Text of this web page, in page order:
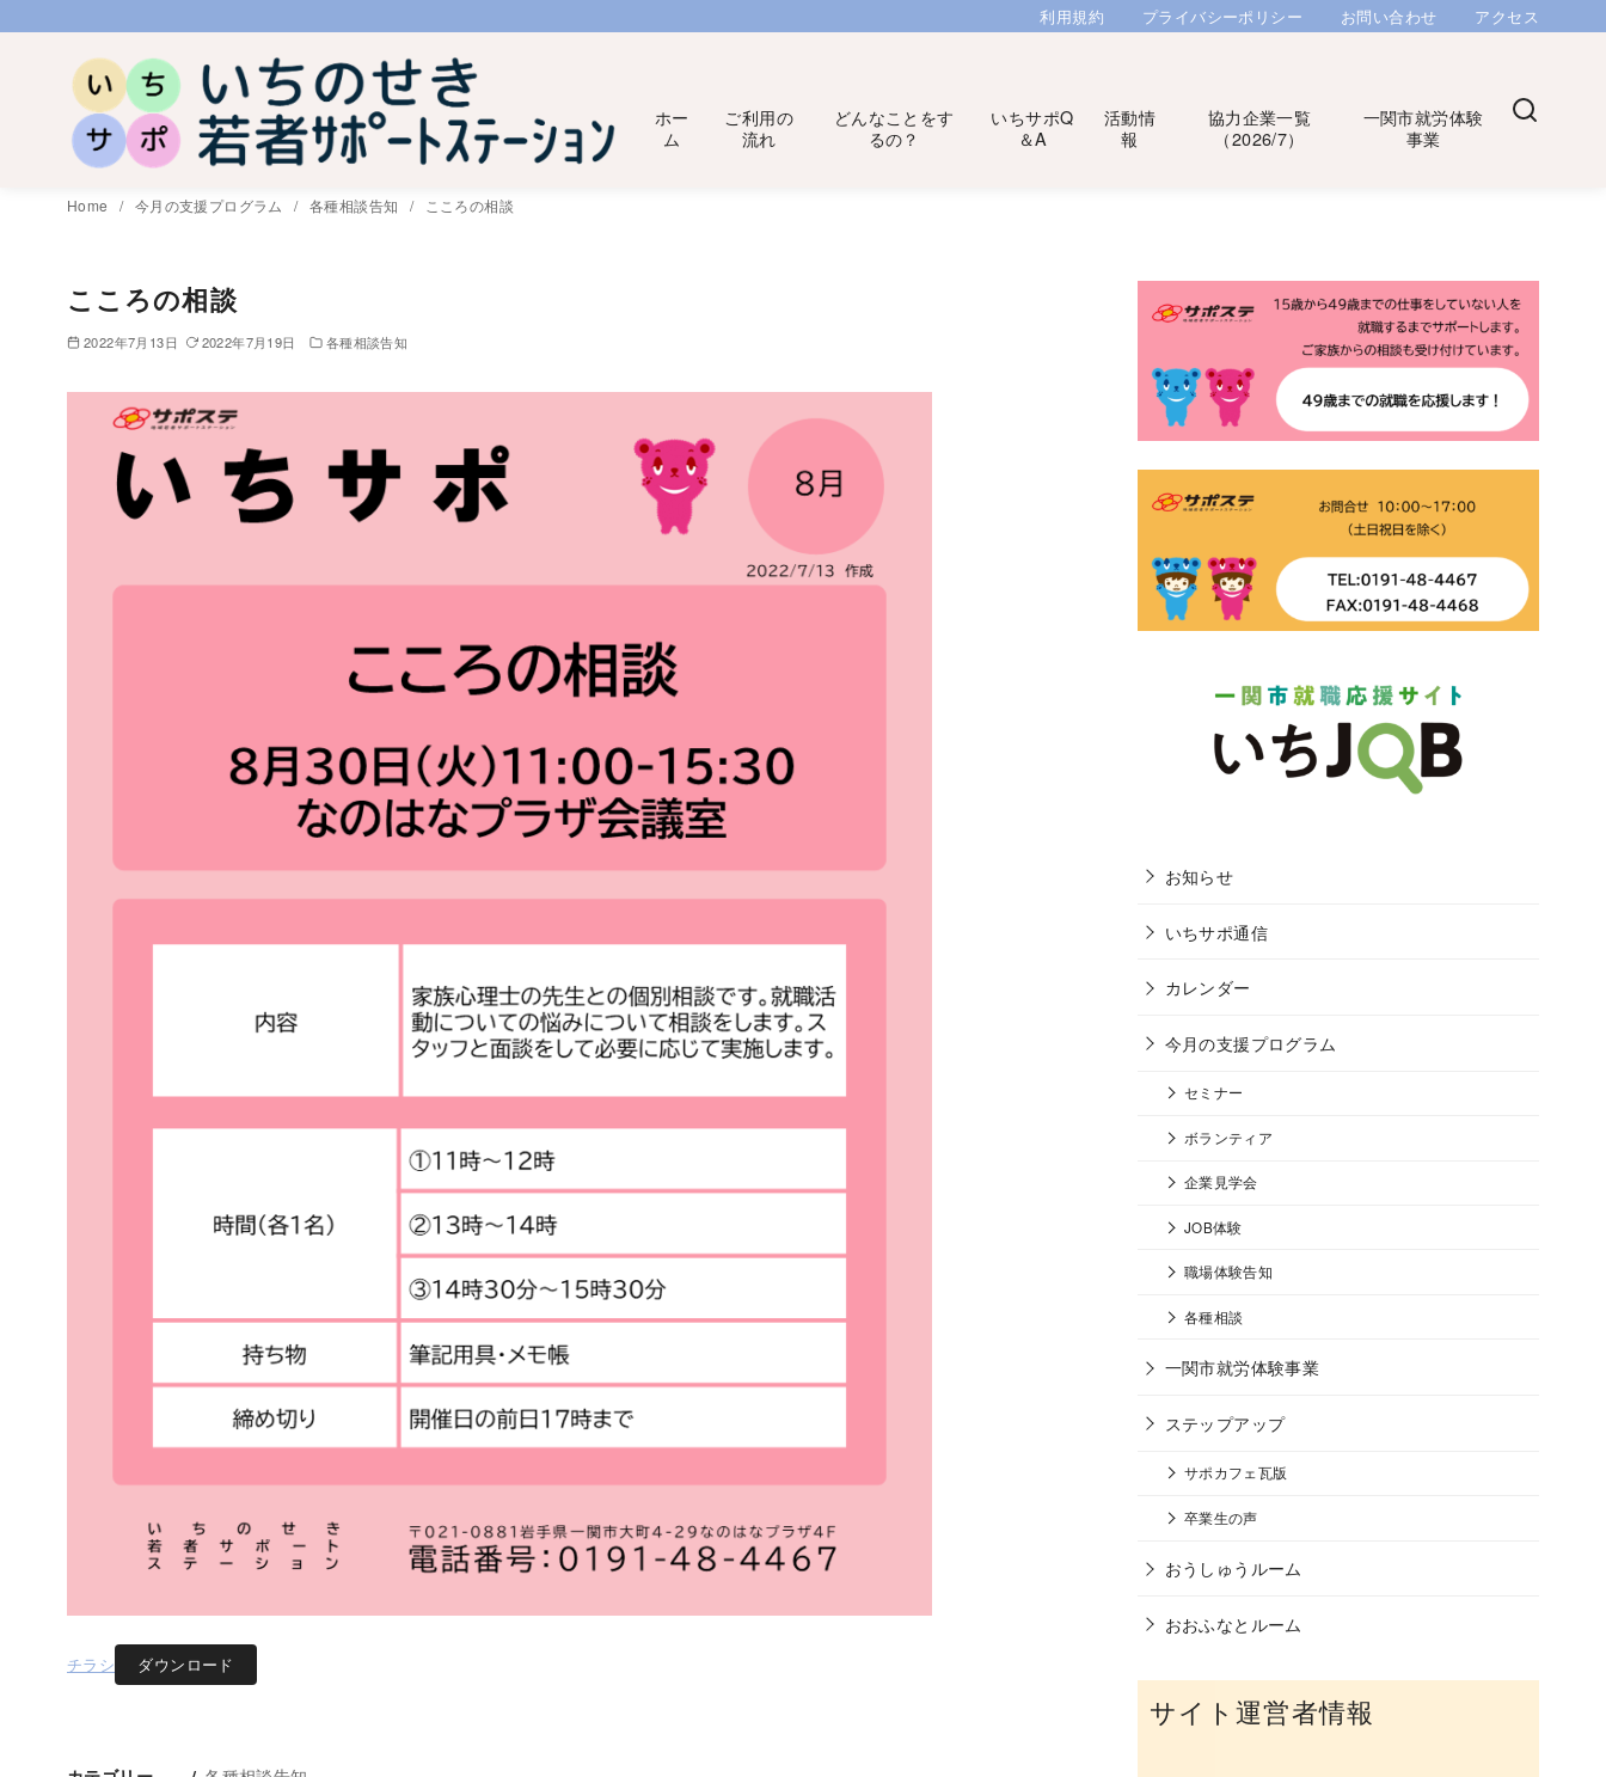
利用規約 プライバシーポリシー お問い合わせ アクセス
ホー
ム
ご利用の
流れ
どんなことをす
るの？
いちサポQ
＆A
活動情
報
協力企業一覧
（2026/7）
一関市就労体験
事業
Home 今月の支援プログラム 各種相談告知 こころの相談
こころの相談
2022年7月13日 2022年7月19日 各種相談告知
チラシ ダウンロード
お知らせ
いちサポ通信
カレンダー
今月の支援プログラム
セミナー
ボランティア
企業見学会
JOB体験
職場体験告知
各種相談
一関市就労体験事業
ステップアップ
サポカフェ瓦版
卒業生の声
おうしゅうルーム
おおふなとルーム
サイト運営者情報